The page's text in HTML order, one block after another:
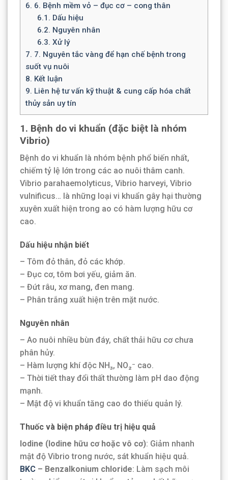
6. 6. Bệnh mềm vỏ – đục cơ – cong thân
6.1. Dấu hiệu
6.2. Nguyên nhân
6.3. Xử lý
7. 7. Nguyên tắc vàng để hạn chế bệnh trong
suốt vụ nuôi
8. Kết luận
9. Liên hệ tư vấn kỹ thuật & cung cấp hóa chất
thủy sản uy tín
1. Bệnh do vi khuẩn (đặc biệt là nhóm
Vibrio)
Bệnh do vi khuẩn là nhóm bệnh phổ biến nhất,
chiếm tỷ lệ lớn trong các ao nuôi thâm canh.
Vibrio parahaemolyticus, Vibrio harveyi, Vibrio
vulnificus… là những loại vi khuẩn gây hại thường
xuyên xuất hiện trong ao có hàm lượng hữu cơ
cao.
Dấu hiệu nhận biết
– Tôm đỏ thân, đỏ các khớp.
– Đục cơ, tôm bơi yếu, giảm ăn.
– Đứt râu, xơ mang, đen mang.
– Phân trắng xuất hiện trên mặt nước.
Nguyên nhân
– Ao nuôi nhiều bùn đáy, chất thải hữu cơ chưa
phân hủy.
– Hàm lượng khí độc NH₃, NO₂⁻ cao.
– Thời tiết thay đổi thất thường làm pH dao động
mạnh.
– Mật độ vi khuẩn tăng cao do thiếu quản lý.
Thuốc và biện pháp điều trị hiệu quả
Iodine (Iodine hữu cơ hoặc vô cơ): Giảm nhanh
mật độ Vibrio trong nước, sát khuẩn hiệu quả.
BKC – Benzalkonium chloride: Làm sạch môi